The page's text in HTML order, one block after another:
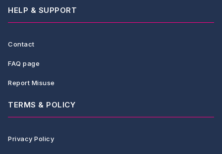
HELP & SUPPORT
Contact
FAQ page
Report Misuse
TERMS & POLICY
Privacy Policy